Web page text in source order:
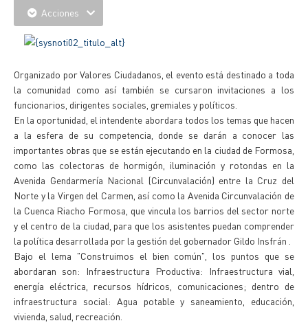
Acciones
Organizado por Valores Ciudadanos, el evento está destinado a toda
la comunidad como así también se cursaron invitaciones a los
funcionarios, dirigentes sociales, gremiales y políticos.
En la oportunidad, el intendente abordara todos los temas que hacen
a la esfera de su competencia, donde se darán a conocer las
importantes obras que se están ejecutando en la ciudad de Formosa,
como las colectoras de hormigón, iluminación y rotondas en la
Avenida Gendarmería Nacional (Circunvalación) entre la Cruz del
Norte y la Virgen del Carmen, así como la Avenida Circunvalación de
la Cuenca Riacho Formosa, que vincula los barrios del sector norte
y el centro de la ciudad, para que los asistentes puedan comprender
la política desarrollada por la gestión del gobernador Gildo Insfrán .
Bajo el lema "Construimos el bien común", los puntos que se
abordaran son: Infraestructura Productiva: Infraestructura vial,
energía eléctrica, recursos hídricos, comunicaciones; dentro de
infraestructura social: Agua potable y saneamiento, educación,
vivienda, salud, recreación.